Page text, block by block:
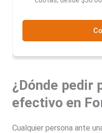
¿Dónde pedir
efectivo en
Cualquier persona ante